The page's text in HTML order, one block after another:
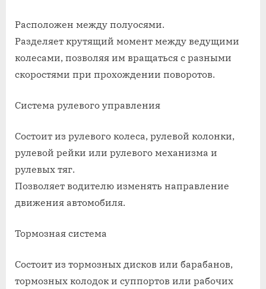
Расположен между полуосями.
Разделяет крутящий момент между ведущими
колесами, позволяя им вращаться с разными
скоростями при прохождении поворотов.
Система рулевого управления
Состоит из рулевого колеса, рулевой колонки,
рулевой рейки или рулевого механизма и
рулевых тяг.
Позволяет водителю изменять направление
движения автомобиля.
Тормозная система
Состоит из тормозных дисков или барабанов,
тормозных колодок и суппортов или рабочих